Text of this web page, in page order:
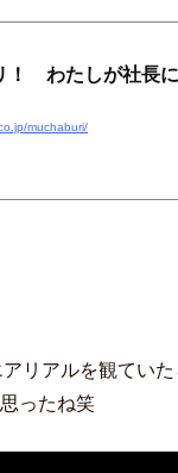
！ わたしが社長
muchaburi/
リアルを観ていた
ったね笑